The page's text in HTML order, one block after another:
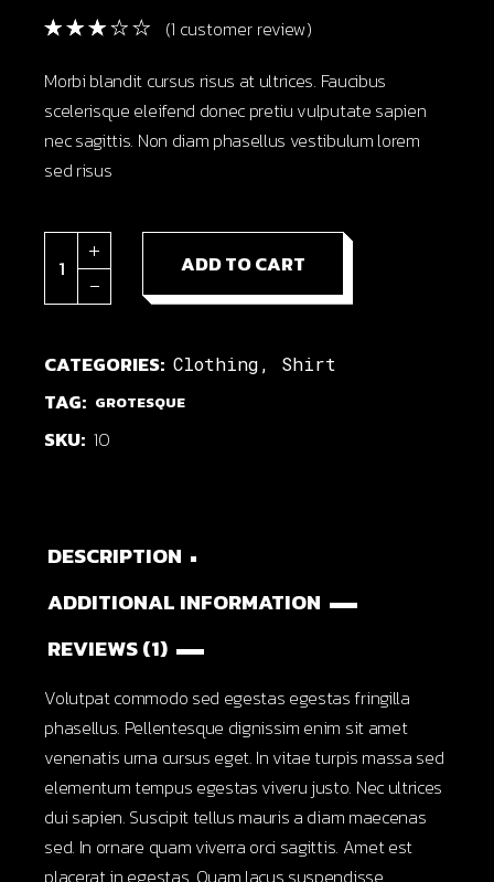
(1 customer review)
Morbi blandit cursus risus at ultrices. Faucibus
scelerisque eleifend donec pretiu vulputate sapien
nec sagittis. Non diam phasellus vestibulum lorem
sed risus
Crocodile t-shirt quantity
ADD TO CART
CATEGORIES: Clothing, Shirt
TAG: GROTESQUE
SKU: 10
DESCRIPTION
ADDITIONAL INFORMATION
REVIEWS (1)
Volutpat commodo sed egestas egestas fringilla
phasellus. Pellentesque dignissim enim sit amet
venenatis urna cursus eget. In vitae turpis massa sed
elementum tempus egestas viveru justo. Nec ultrices
dui sapien. Suscipit tellus mauris a diam maecenas
sed. In ornare quam viverra orci sagittis. Amet est
placerat in egestas. Quam lacus suspendisse